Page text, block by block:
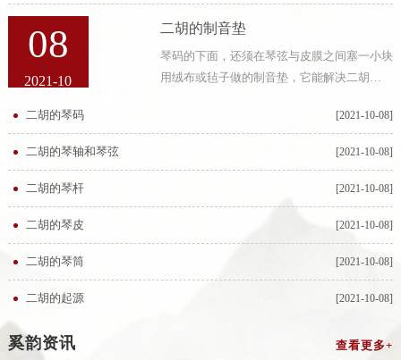
08
2021-10
二胡的制音垫
琴码的下面，还须在琴弦与皮膜之间塞一小块
用绒布或毡子做的制音垫，它能解决二胡
满，制音垫的薄厚、大小要适中，过厚则影响
二胡的琴码 [2021-10-08]
二胡的琴轴和琴弦 [2021-10-08]
二胡的琴杆 [2021-10-08]
二胡的琴皮 [2021-10-08]
二胡的琴筒 [2021-10-08]
二胡的起源 [2021-10-08]
奚韵资讯 查看更多+